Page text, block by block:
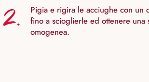
2.
Pigia e rigira le acciughe con un
fino a scioglierle ed ottenere una
omogenea.